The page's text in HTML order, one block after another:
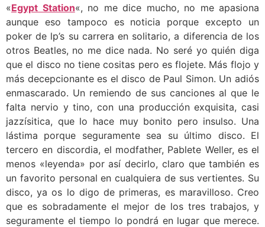
«Egypt Station«, no me dice mucho, no me apasiona
aunque eso tampoco es noticia porque excepto un
poker de lp’s su carrera en solitario, a diferencia de los
otros Beatles, no me dice nada. No seré yo quién diga
que el disco no tiene cositas pero es flojete. Más flojo y
más decepcionante es el disco de Paul Simon. Un adiós
enmascarado. Un remiendo de sus canciones al que le
falta nervio y tino, con una producción exquisita, casi
jazzísitica, que lo hace muy bonito pero insulso. Una
lástima porque seguramente sea su último disco. El
tercero en discordia, el modfather, Pablete Weller, es el
menos «leyenda» por así decirlo, claro que también es
un favorito personal en cualquiera de sus vertientes. Su
disco, ya os lo digo de primeras, es maravilloso. Creo
que es sobradamente el mejor de los tres trabajos, y
seguramente el tiempo lo pondrá en lugar que merece.